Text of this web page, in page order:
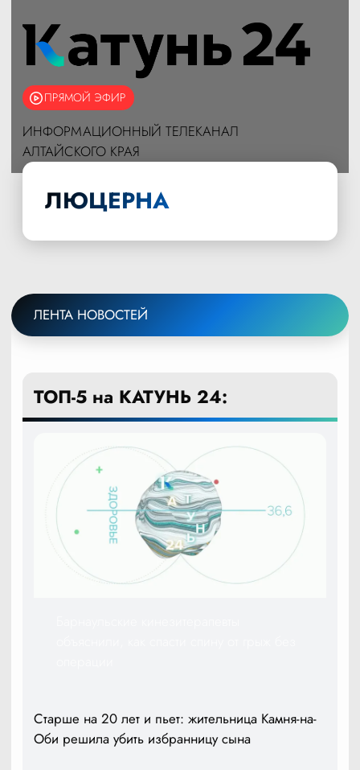
ПРЯМОЙ ЭФИР
ИНФОРМАЦИОННЫЙ ТЕЛЕКАНАЛ
АЛТАЙСКОГО КРАЯ
ЛЮЦЕРНА
ЛЕНТА НОВОСТЕЙ
ТОП-5 на КАТУНЬ 24:
Старше на 20 лет и пьет: жительница Камня-на-
Оби решила убить избранницу сына